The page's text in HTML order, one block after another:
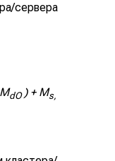
сервера
dO) + Ms,